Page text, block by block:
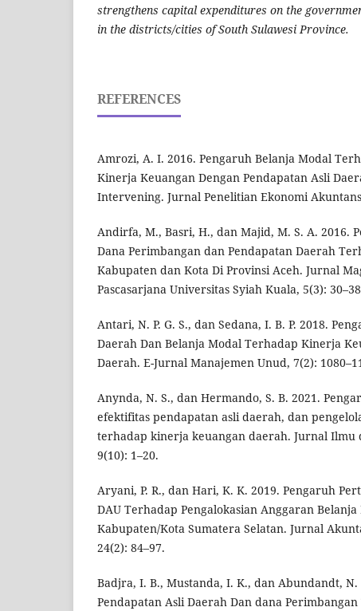
strengthens capital expenditures on the
in the districts/cities of South Sulawesi Province.
REFERENCES
Amrozi, A. I. 2016. Pengaruh Belanja Modal
Kinerja Keuangan Dengan Pendapatan Asli
Intervening. Jurnal Penelitian Ekonomi
Andirfa, M., Basri, H., dan Majid, M. S. A. 2016.
Dana Perimbangan dan Pendapatan Daerah
Kabupaten dan Kota Di Provinsi Aceh. Jurnal
Pascasarjana Universitas Syiah Kuala, 5(3):
Antari, N. P. G. S., dan Sedana, I. B. P. 2018.
Daerah Dan Belanja Modal Terhadap Kinerja
Daerah. E-Jurnal Manajemen Unud, 7(2):
Anynda, N. S., dan Hermando, S. B. 2021.
efektifitas pendapatan asli daerah, dan
terhadap kinerja keuangan daerah. Jurnal Ilmu
9(10): 1–20.
Aryani, P. R., dan Hari, K. K. 2019. Pengaruh
DAU Terhadap Pengalokasian Anggaran Belanja
Kabupaten/Kota Sumatera Selatan. Jurnal
24(2): 84–97.
Badjra, I. B., Mustanda, I. K., dan Abundandt,
Pendapatan Asli Daerah Dan dana